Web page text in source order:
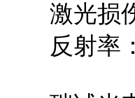
激光损伤
反射率：